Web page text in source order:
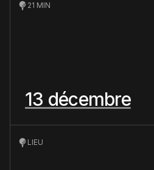
21 MIN
13 décembre
LIEU